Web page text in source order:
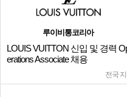
루이비통코리아
LOUIS VUITTON 신입 및 경력
erations Associate 채용
전국